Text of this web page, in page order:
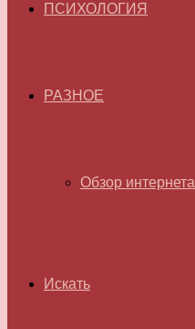
ПСИХОЛОГИЯ
РАЗНОЕ
Обзор интернета
Искать